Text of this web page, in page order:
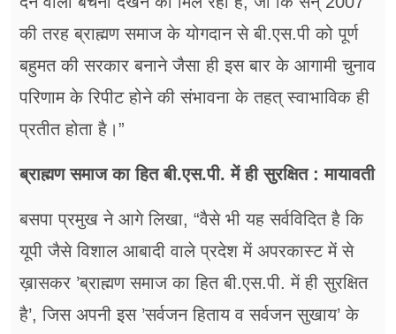
की तरह ब्राह्मण समाज के योगदान से बी.एस.पी को पूर्ण
बहुमत की सरकार बनाने जैसा ही इस बार के आगामी चुनाव
परिणाम के रिपीट होने की संभावना के तहत् स्वाभाविक ही
प्रतीत होता है।”
ब्राह्मण समाज का हित बी.एस.पी. में ही सुरक्षित : मायावती
बसपा प्रमुख ने आगे लिखा, “वैसे भी यह सर्वविदित है कि
यूपी जैसे विशाल आबादी वाले प्रदेश में अपरकास्ट में से
ख़ासकर ’ब्राह्मण समाज का हित बी.एस.पी. में ही सुरक्षित
है’, जिस अपनी इस ’सर्वजन हिताय व सर्वजन सुखाय’ के